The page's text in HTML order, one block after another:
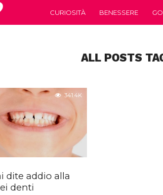
CURIOSITÀ BENESSERE
ALL POSTS
341.4K
dite addio alla
denti